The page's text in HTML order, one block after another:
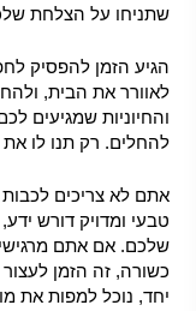
שתניחו על הצלחת
הגיע הזמן להפסיק
לאוורר את הבית,
והחיוניות שמגיעים
להחלים. רק תנו לו
אתם לא צריכים
טבעי ומדויק דורש
שלכם. אם אתם
כשורה, זה הזמן
יחד, נוכל למפות את